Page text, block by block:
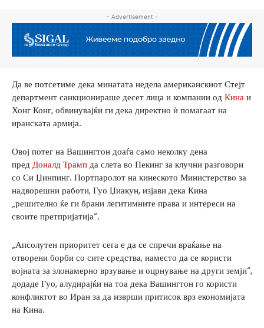
- Advertisement -
Да ве потсетиме дека минатата недела американскиот Стејт
департмент санкционираше десет лица и компании од Кина и
Хонг Конг, обвинувајќи ги дека директно ѝ помагаат на
иранската армија.
Овој потег на Вашингтон доаѓа само неколку дена
пред Доналд Трамп да слета во Пекинг за клучни разговори
со Си Џинпинг. Портпаролот на кинеското Министерство за
надворешни работи, Гуо Џиакун, изјави дека Кина
„решително ќе ги брани легитимните права и интереси на
своите претпријатија“.
„Апсолутен приоритет сега е да се спречи враќање на
отворени борби со сите средства, наместо да се користи
војната за злонамерно врзување и оцрнување на други земји“,
додаде Гуо, алудирајќи на тоа дека Вашингтон го користи
конфликтот во Иран за да изврши притисок врз економијата
на Кина.